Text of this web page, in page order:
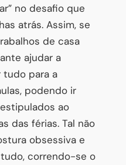
no desafio que
atrás. Assim, se
de casa
ajudar a
tudo para a
podendo ir
ao
das férias. Tal não
obsessiva e
correndo-se o